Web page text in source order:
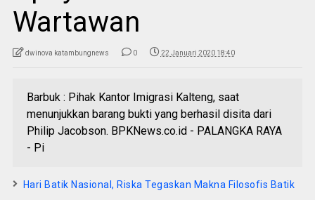
Wartawan
dwinova katambungnews 0 22 Januari 2020 18:40
Barbuk : Pihak Kantor Imigrasi Kalteng, saat
menunjukkan barang bukti yang berhasil disita dari
Philip Jacobson. BPKNews.co.id - PALANGKA RAYA
- Pi
Hari Batik Nasional, Riska Tegaskan Makna Filosofis Batik